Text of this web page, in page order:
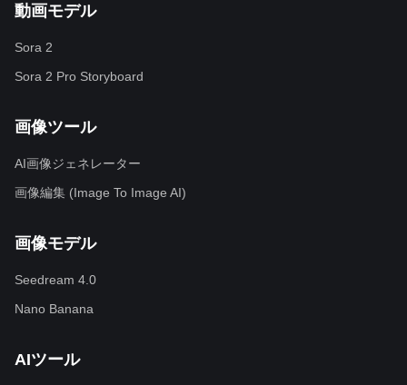
動画モデル
Sora 2
Sora 2 Pro Storyboard
画像ツール
AI画像ジェネレーター
画像編集 (Image To Image AI)
画像モデル
Seedream 4.0
Nano Banana
AIツール